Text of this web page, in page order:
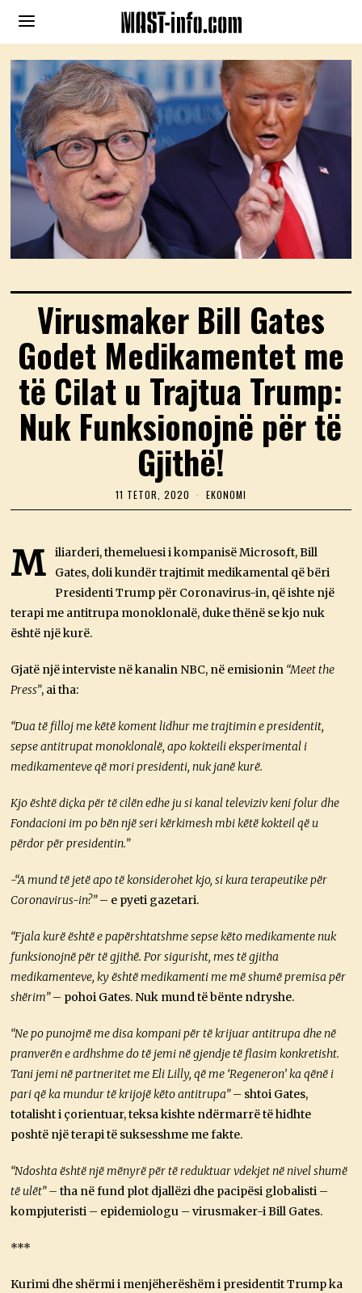
Virusmaker Bill Gates
Godet Medikamentet me
të Cilat u Trajtua Trump:
Nuk Funksionojnë për të
Gjithë!
11 TETOR, 2020
1
O
R
2
0
EKONOMI
M
iliarderi, themeluesi i kompanisë Microsoft, Bill
Gates, doli kundër trajtimit medikamental që bëri
Presidenti Trump për Coronavirus-in, që ishte një
terapi me antitrupa monoklonalë, duke thënë se kjo nuk
është një kurë.
Gjatë një interviste në kanalin NBC, në emisionin “Meet the
Press”, ai tha:
“Dua të filloj me këtë koment lidhur me trajtimin e presidentit,
sepse antitrupat monoklonalë, apo kokteili eksperimental i
medikamenteve që mori presidenti, nuk janë kurë.
Kjo është diçka për të cilën edhe ju si kanal televiziv keni folur dhe
Fondacioni im po bën një seri kërkimesh mbi këtë kokteil që u
përdor për presidentin.”
-“A mund të jetë apo të konsiderohet kjo, si kura terapeutike për
Coronavirus-in?”– e pyeti gazetari.
“Fjala kurë është e papërshtatshme sepsekëto medikamentenuk
funksionojnë për të gjithë. Por sigurisht, mes të gjitha
medikamenteve, ky është medikamenti me më shumë premisa për
shërim”– pohoi Gates. Nuk mund të bënte ndryshe.
“Ne po punojmë me disa kompani për të krijuar antitrupa dhe në
pranverën e ardhshme do të jemi në gjendje të flasim konkretisht.
Tani jemi në partneritet me Eli Lilly, që me ‘Regeneron’ ka qënë i
pari që ka mundur të krijojë këto antitrupa”– shtoi Gates,
totalisht i çorientuar, teksa kishte ndërmarrë të hidhte
poshtë një terapi të suksesshme me fakte.
“Ndoshta është një mënyrë për të reduktuar vdekjet në nivel shumë
të ulët” –tha në fund plot djallëzi dhe pacipësi globalisti –
kompjuteristi – epidemiologu – virusmaker-i Bill Gates.
***
Kurimi dhe shërmi i menjëherëshëm i presidentit Trump ka